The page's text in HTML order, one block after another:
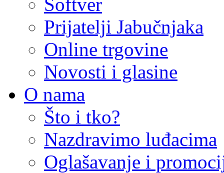
Prijatelji Jabučnjaka
Online trgovine
Novosti i glasine
O nama
Što i tko?
Nazdravimo luđacima
Oglašavanje i